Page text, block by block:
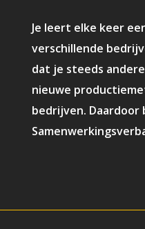
Je leert elke keer
verschillende
dat je steeds
nieuwe
bedrijven.